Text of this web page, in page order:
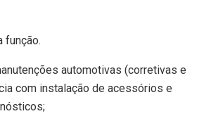
função.
automotivas (corretivas e
com instalação de acessórios e